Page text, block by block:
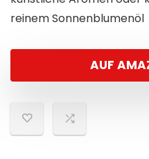
reinem Sonnenblumenöl
AUF